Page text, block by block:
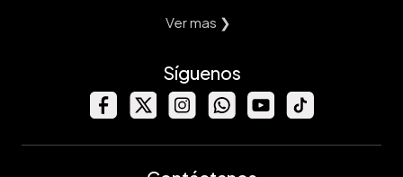
Ver mas ❯
Síguenos